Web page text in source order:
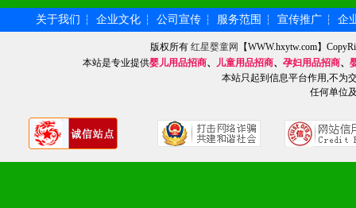
关于我们 ┆ 企业文化 ┆ 公司宣传 ┆ 服务范围 ┆ 宣传推广 ┆ 企
版权所有红星婴童网
【WWW.hxytw.com】
本站是专业提供婴儿用品招商、 儿童用品招商、 孕妇用品招商、
本站只起到信息平台作用,不为
任何单位